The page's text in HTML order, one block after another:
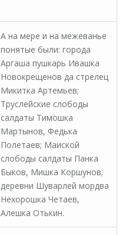
А на мере и на межеванье
понятые были: города
Аргаша пушкарь Ивашка
Новокрещенов да стрелец
Микитка Артемьев;
Труслейские слободы
салдаты Тимошка
Мартынов, Федька
Полетаев; Маиской
слободы салдаты Панка
Быков, Мишка Коршунов;
деревни Шуварлей мордва
Нехорошка Четаев,
Алешка Отькин.